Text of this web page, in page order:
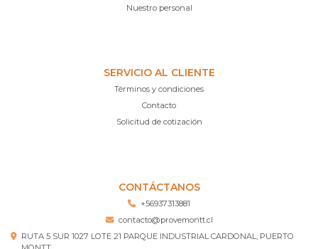
Nuestro personal
SERVICIO AL CLIENTE
Términos y condiciones
Contacto
Solicitud de cotización
CONTÁCTANOS
+56937313881
contacto@provemontt.cl
RUTA 5 SUR 1027 LOTE 21 PARQUE INDUSTRIAL CARDONAL, PUERTO